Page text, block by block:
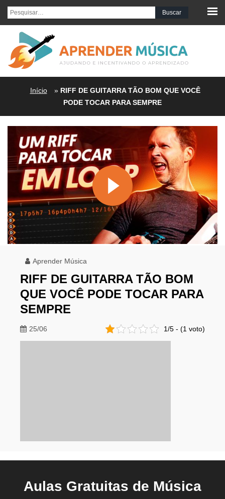
Pesquisar por:
Início » RIFF DE GUITARRA TÃO BOM QUE VOCÊ
PODE TOCAR PARA SEMPRE
Aprender Música
RIFF DE GUITARRA TÃO BOM
QUE VOCÊ PODE TOCAR PARA
SEMPRE
25/06 1/5 - (1 voto)
Aulas Gratuitas de Música